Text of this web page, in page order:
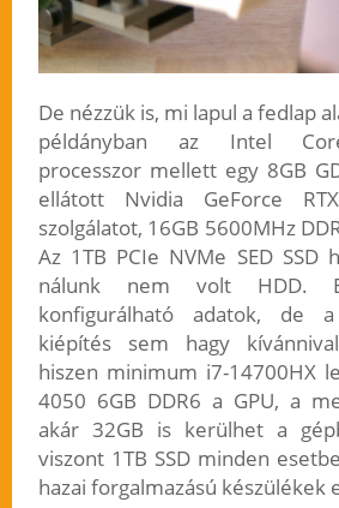
De nézzük is, mi lapul a fedlap
példányban az Intel
processzor mellett egy 8GB
ellátott Nvidia GeForce
szolgálatot, 16GB 5600MHz
Az 1TB PCIe NVMe SED
nálunk nem volt HDD.
konfigurálható adatok, de a
kiépítés sem hagy
hiszen minimum i7-14700HX
4050 6GB DDR6 a GPU, a
akár 32GB is kerülhet a
viszont 1TB SSD minden
hazai forgalmazású készülékek